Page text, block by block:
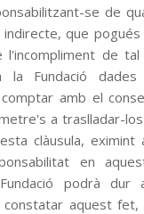
se de
que pogués
l'incompliment de tal
Fundació
amb el
a traslladar-
clàusula, eximint
en
podrà dur
constatar aquest fet,